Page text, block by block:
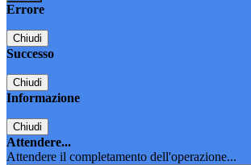
Errore
Chiudi
Successo
Chiudi
Informazione
Chiudi
Attendere...
Attendere il completamento dell'operazione...